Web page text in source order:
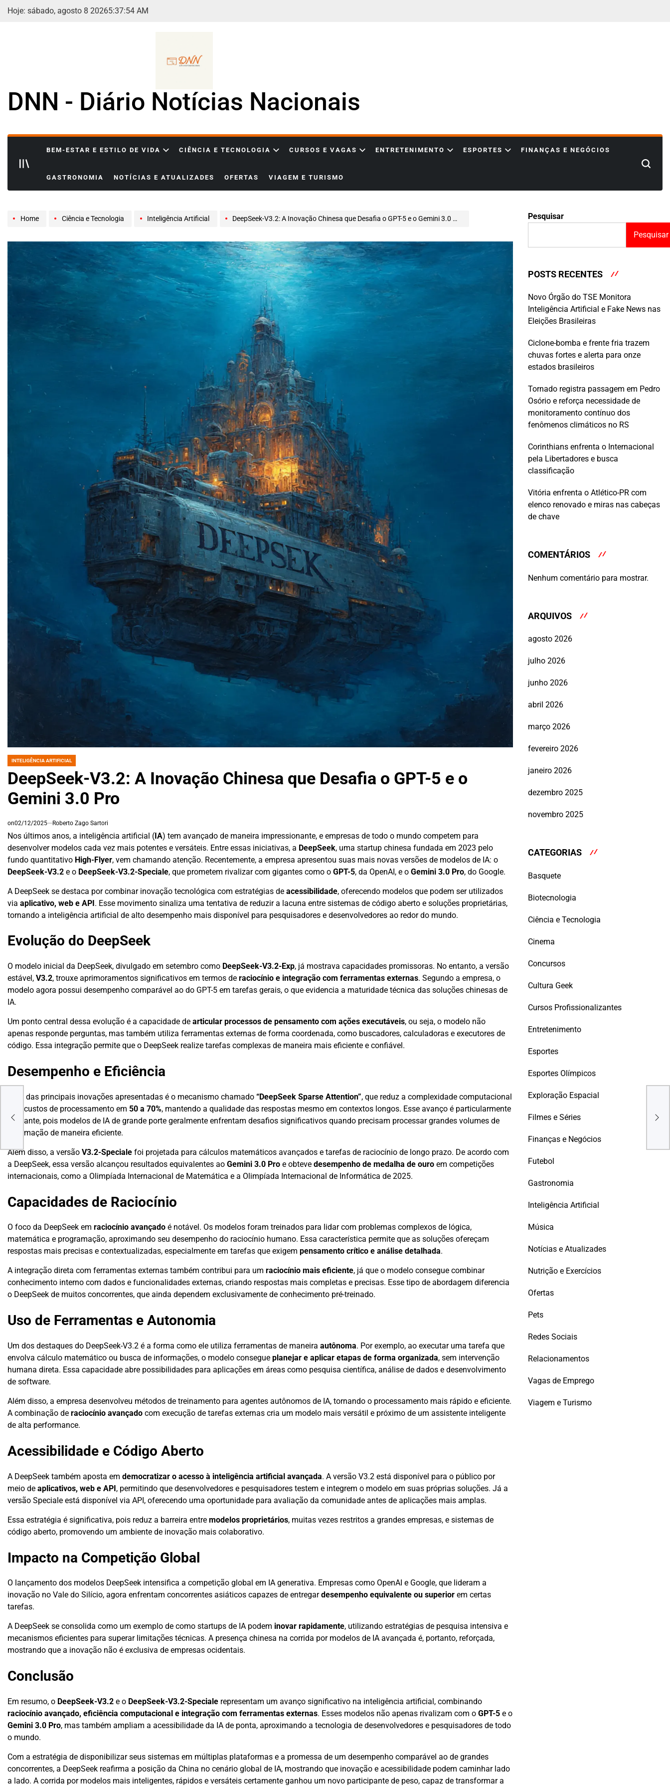
Skip
Hoje: sábado, agosto 8 20265:37:55 AM
DNN - Diário Notícias Nacionais
BEM-ESTAR E ESTILO DE VIDA CIÊNCIA E TECNOLOGIA CURSOS E VAGAS ENTRETENIMENTO ESPORTES FINANÇAS E NEGÓCIOS
GASTRONOMIA NOTÍCIAS E ATUALIZADES OFERTAS VIAGEM E TURISMO
Search
Home Ciência e Tecnologia Inteligência Artificial DeepSeek-V3.2: A Inovação Chinesa que Desafia o GPT-5 e o Gemini 3.0 Pro
POSTED
INTELIGÊNCIA ARTIFICIAL
DeepSeek-V3.2: A Inovação Chinesa que Desafia o GPT-5 e o
Gemini 3.0 Pro
on02/12/2025 Roberto Zago Sartori
Nos últimos anos, a inteligência artificial (IA) tem avançado de maneira impressionante, e empresas de todo o mundo competem para
desenvolver modelos cada vez mais potentes e versáteis. Entre essas iniciativas, a DeepSeek, uma startup chinesa fundada em 2023 pelo
fundo quantitativo High-Flyer, vem chamando atenção. Recentemente, a empresa apresentou suas mais novas versões de modelos de IA: o
DeepSeek-V3.2 e o DeepSeek-V3.2-Speciale, que prometem rivalizar com gigantes como o GPT-5, da OpenAI, e o Gemini 3.0 Pro, do Google.
A DeepSeek se destaca por combinar inovação tecnológica com estratégias de acessibilidade, oferecendo modelos que podem ser utilizados
via aplicativo, web e API. Esse movimento sinaliza uma tentativa de reduzir a lacuna entre sistemas de código aberto e soluções proprietárias,
tornando a inteligência artificial de alto desempenho mais disponível para pesquisadores e desenvolvedores ao redor do mundo.
Evolução do DeepSeek
O modelo inicial da DeepSeek, divulgado em setembro como DeepSeek-V3.2-Exp, já mostrava capacidades promissoras. No entanto, a versão
estável, V3.2, trouxe aprimoramentos significativos em termos de raciocínio e integração com ferramentas externas. Segundo a empresa, o
modelo agora possui desempenho comparável ao do GPT-5 em tarefas gerais, o que evidencia a maturidade técnica das soluções chinesas de
IA.
Um ponto central dessa evolução é a capacidade de articular processos de pensamento com ações executáveis, ou seja, o modelo não
apenas responde perguntas, mas também utiliza ferramentas externas de forma coordenada, como buscadores, calculadoras e executores de
código. Essa integração permite que o DeepSeek realize tarefas complexas de maneira mais eficiente e confiável.
Desempenho e Eficiência
Uma das principais inovações apresentadas é o mecanismo chamado “DeepSeek Sparse Attention”, que reduz a complexidade computacional
e os custos de processamento em 50 a 70%, mantendo a qualidade das respostas mesmo em contextos longos. Esse avanço é particularmente
relevante, pois modelos de IA de grande porte geralmente enfrentam desafios significativos quando precisam processar grandes volumes de
informação de maneira eficiente.
Além disso, a versão V3.2-Speciale foi projetada para cálculos matemáticos avançados e tarefas de raciocínio de longo prazo. De acordo com
a DeepSeek, essa versão alcançou resultados equivalentes ao Gemini 3.0 Pro e obteve desempenho de medalha de ouro em competições
internacionais, como a Olimpíada Internacional de Matemática e a Olimpíada Internacional de Informática de 2025.
Capacidades de Raciocínio
O foco da DeepSeek em raciocínio avançado é notável. Os modelos foram treinados para lidar com problemas complexos de lógica,
matemática e programação, aproximando seu desempenho do raciocínio humano. Essa característica permite que as soluções ofereçam
respostas mais precisas e contextualizadas, especialmente em tarefas que exigem pensamento crítico e análise detalhada.
A integração direta com ferramentas externas também contribui para um raciocínio mais eficiente, já que o modelo consegue combinar
conhecimento interno com dados e funcionalidades externas, criando respostas mais completas e precisas. Esse tipo de abordagem diferencia
o DeepSeek de muitos concorrentes, que ainda dependem exclusivamente de conhecimento pré-treinado.
Uso de Ferramentas e Autonomia
Um dos destaques do DeepSeek-V3.2 é a forma como ele utiliza ferramentas de maneira autônoma. Por exemplo, ao executar uma tarefa que
envolva cálculo matemático ou busca de informações, o modelo consegue planejar e aplicar etapas de forma organizada, sem intervenção
humana direta. Essa capacidade abre possibilidades para aplicações em áreas como pesquisa científica, análise de dados e desenvolvimento
de software.
Além disso, a empresa desenvolveu métodos de treinamento para agentes autônomos de IA, tornando o processamento mais rápido e eficiente.
A combinação de raciocínio avançado com execução de tarefas externas cria um modelo mais versátil e próximo de um assistente inteligente
de alta performance.
Acessibilidade e Código Aberto
A DeepSeek também aposta em democratizar o acesso à inteligência artificial avançada. A versão V3.2 está disponível para o público por
meio de aplicativos, web e API, permitindo que desenvolvedores e pesquisadores testem e integrem o modelo em suas próprias soluções. Já a
versão Speciale está disponível via API, oferecendo uma oportunidade para avaliação da comunidade antes de aplicações mais amplas.
Essa estratégia é significativa, pois reduz a barreira entre modelos proprietários, muitas vezes restritos a grandes empresas, e sistemas de
código aberto, promovendo um ambiente de inovação mais colaborativo.
Impacto na Competição Global
O lançamento dos modelos DeepSeek intensifica a competição global em IA generativa. Empresas como OpenAI e Google, que lideram a
inovação no Vale do Silício, agora enfrentam concorrentes asiáticos capazes de entregardesempenho equivalente ou superior em certas
tarefas.
A DeepSeek se consolida como um exemplo de como startups de IA podem inovar rapidamente, utilizando estratégias de pesquisa intensiva e
mecanismos eficientes para superar limitações técnicas. A presença chinesa na corrida por modelos de IA avançada é, portanto, reforçada,
mostrando que a inovação não é exclusiva de empresas ocidentais.
Conclusão
Em resumo, o DeepSeek-V3.2 e o DeepSeek-V3.2-Speciale representam um avanço significativo na inteligência artificial, combinando
raciocínio avançado, eficiência computacional e integração com ferramentas externas. Esses modelos não apenas rivalizam com o GPT-5 e o
Gemini 3.0 Pro, mas também ampliam a acessibilidade da IA de ponta, aproximando a tecnologia de desenvolvedores e pesquisadores de todo
o mundo.
Com a estratégia de disponibilizar seus sistemas em múltiplas plataformas e a promessa de um desempenho comparável ao de grandes
concorrentes, a DeepSeek reafirma a posição da China no cenário global de IA, mostrando que inovação e acessibilidade podem caminhar lado
a lado. A corrida por modelos mais inteligentes, rápidos e versáteis certamente ganhou um novo participante de peso, capaz de transformar a
IA
Pesquisar
Pesquisar
POSTS RECENTES
Novo Órgão do TSE Monitora
Inteligência Artificial e Fake News nas
Eleições Brasileiras
Ciclone-bomba e frente fria trazem
chuvas fortes e alerta para onze
estados brasileiros
Tornado registra passagem em Pedro
Osório e reforça necessidade de
monitoramento contínuo dos
fenômenos climáticos no RS
Corinthians enfrenta o Internacional
pela Libertadores e busca
classificação
Vitória enfrenta o Atlético-PR com
elenco renovado e miras nas cabeças
de chave
COMENTÁRIOS
Nenhum comentário para mostrar.
ARQUIVOS
agosto 2026
julho 2026
junho 2026
abril 2026
março 2026
fevereiro 2026
janeiro 2026
dezembro 2025
novembro 2025
CATEGORIAS
Basquete
Biotecnologia
Ciência e Tecnologia
Cinema
Concursos
Cultura Geek
Cursos Profissionalizantes
Entretenimento
Esportes
Esportes Olímpicos
Exploração Espacial
Filmes e Séries
Finanças e Negócios
Futebol
Gastronomia
Inteligência Artificial
Música
Notícias e Atualizades
Nutrição e Exercícios
Ofertas
Pets
Redes Sociais
Relacionamentos
Vagas de Emprego
Viagem e Turismo